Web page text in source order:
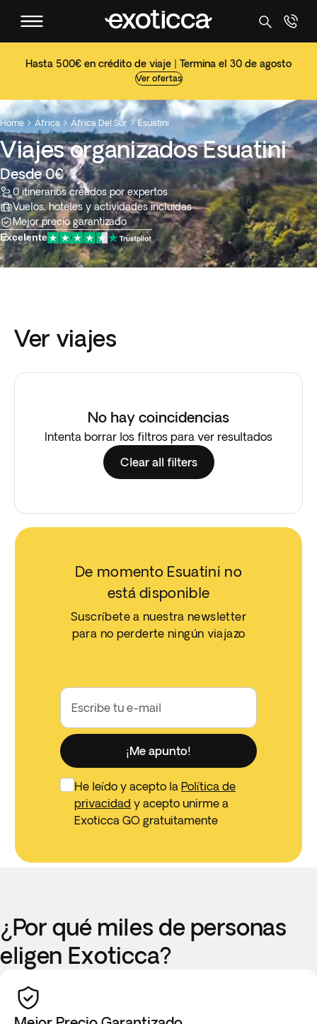
Hasta 500€ en crédito de viaje | Termina el 30 de agosto
Ver ofertas
Home  África  África Del Sur  Esuatini
Viajes organizados Esuatini
Desde 0€
0 itinerarios creados por expertos
Vuelos, hoteles y actividades incluidas
Mejor precio garantizado
Excelente
Ver viajes
No hay coincidencias
Intenta borrar los filtros para ver resultados
Clear all filters
De momento Esuatini no
está disponible
Suscríbete a nuestra newsletter
para no perderte ningún viajazo
Escribe tu e-mail
¡Me apunto!
He leído y acepto la Política de
privacidad y acepto unirme a
Exoticca GO gratuitamente
¿Por qué miles de personas
eligen Exoticca?